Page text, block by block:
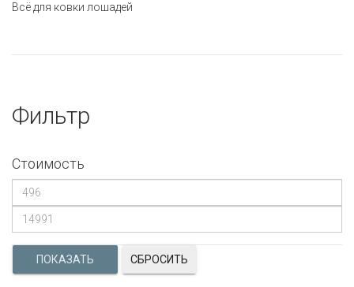
Всё для ковки лошадей
Фильтр
Стоимость
СБРОСИТЬ